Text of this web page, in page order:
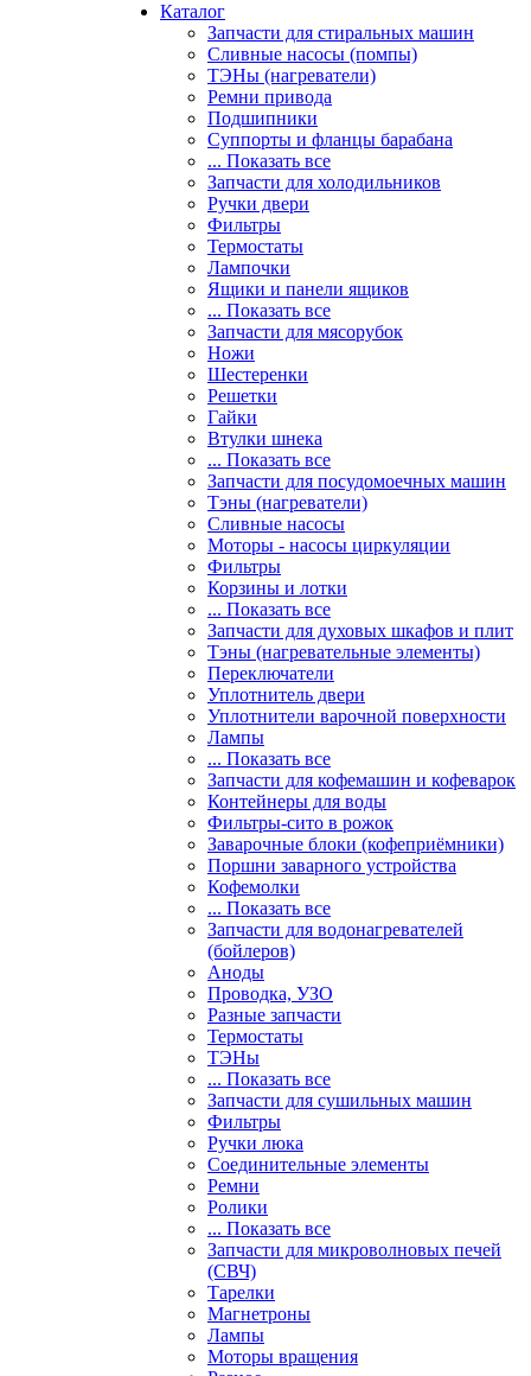
Каталог
Запчасти для стиральных машин
Сливные насосы (помпы)
ТЭНы (нагреватели)
Ремни привода
Подшипники
Суппорты и фланцы барабана
... Показать все
Запчасти для холодильников
Ручки двери
Фильтры
Термостаты
Лампочки
Ящики и панели ящиков
... Показать все
Запчасти для мясорубок
Ножи
Шестеренки
Решетки
Гайки
Втулки шнека
... Показать все
Запчасти для посудомоечных машин
Тэны (нагреватели)
Сливные насосы
Моторы - насосы циркуляции
Фильтры
Корзины и лотки
... Показать все
Запчасти для духовых шкафов и плит
Тэны (нагревательные элементы)
Переключатели
Уплотнитель двери
Уплотнители варочной поверхности
Лампы
... Показать все
Запчасти для кофемашин и кофеварок
Контейнеры для воды
Фильтры-сито в рожок
Заварочные блоки (кофеприёмники)
Поршни заварного устройства
Кофемолки
... Показать все
Запчасти для водонагревателей
(бойлеров)
Аноды
Проводка, УЗО
Разные запчасти
Термостаты
ТЭНы
... Показать все
Запчасти для сушильных машин
Фильтры
Ручки люка
Соединительные элементы
Ремни
Ролики
... Показать все
Запчасти для микроволновых печей
(СВЧ)
Тарелки
Магнетроны
Лампы
Моторы вращения